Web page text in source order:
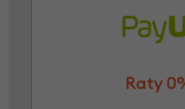
Raty